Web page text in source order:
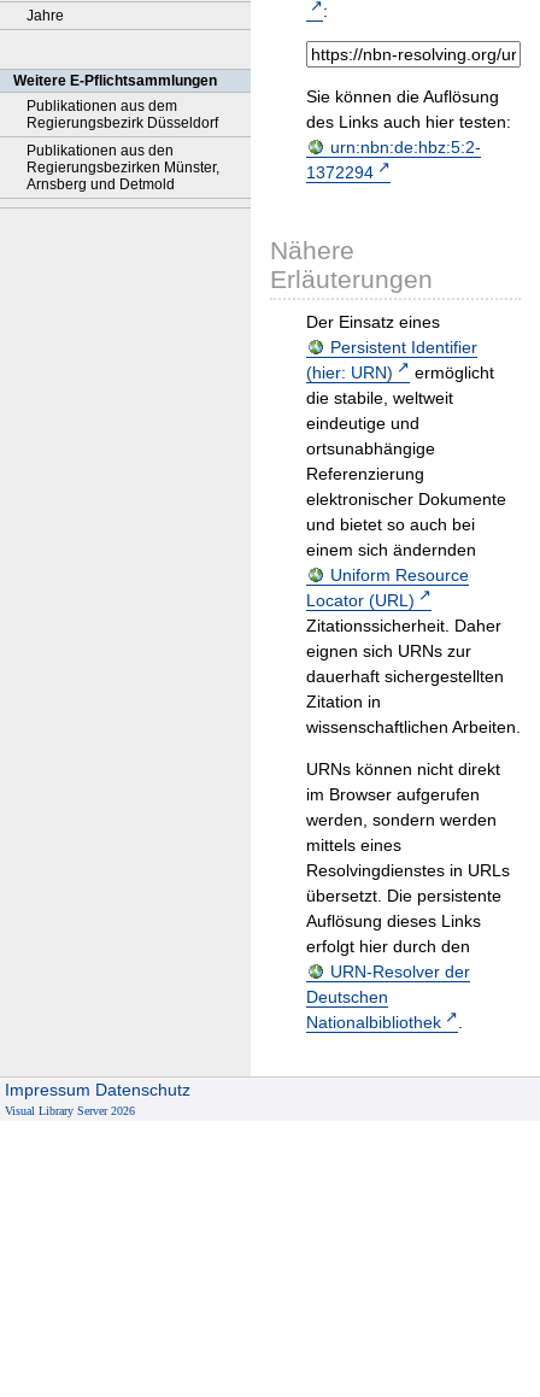
Jahre
Weitere E-Pflichtsammlungen
Publikationen aus dem
Regierungsbezirk Düsseldorf
Publikationen aus den
Regierungsbezirken Münster,
Arnsberg und Detmold
:
Sie können die Auflösung
des Links auch hier testen:
urn:nbn:de:hbz:5:2-
1372294
Nähere
Erläuterungen
Der Einsatz eines
Persistent Identifier
(hier: URN)
ermöglicht
die stabile, weltweit
eindeutige und
ortsunabhängige
Referenzierung
elektronischer Dokumente
und bietet so auch bei
einem sich ändernden
Uniform Resource
Locator (URL)
Zitationssicherheit. Daher
eignen sich URNs zur
dauerhaft sichergestellten
Zitation in
wissenschaftlichen Arbeiten.
URNs können nicht direkt
im Browser aufgerufen
werden, sondern werden
mittels eines
Resolvingdienstes in URLs
übersetzt. Die persistente
Auflösung dieses Links
erfolgt hier durch den
URN-Resolver der
Deutschen
Nationalbibliothek
.
Impressum Datenschutz
Visual Library Server 2026